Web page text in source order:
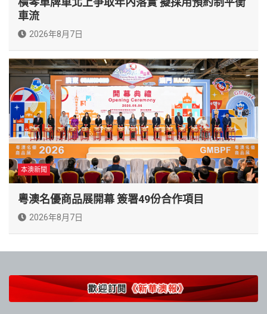
車流
2026年8月7日
本澳新聞
粵澳名優商品展開幕 簽署49份合作項目
2026年8月7日